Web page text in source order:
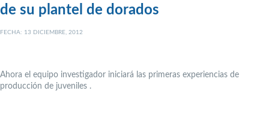
de su plantel de dorados
FECHA: 13 DICIEMBRE, 2012
Ahora el equipo investigador iniciará las primeras experiencias de
producción de juveniles .